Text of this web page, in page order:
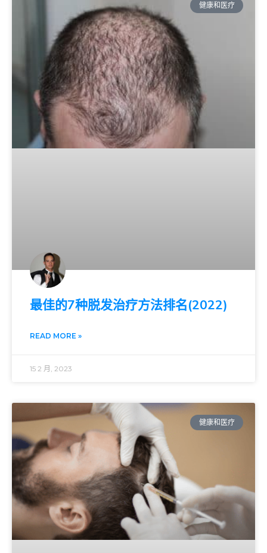
健康和医疗
最佳的7种脱发治疗方法排名(2022)
READ MORE »
15 2 月, 2023
健康和医疗